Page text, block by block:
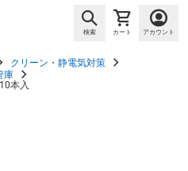
検索 カート アカウント
クリーン・静電気対策
庫
本入